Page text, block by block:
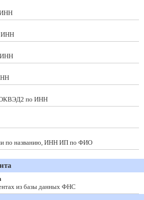
ИНН
ИНН
ИНН
ОКВЭД2 по ИНН
по названию, ИНН ИП по ФИО
из базы данных ФНС